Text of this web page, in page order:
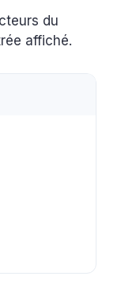
du
affiché.